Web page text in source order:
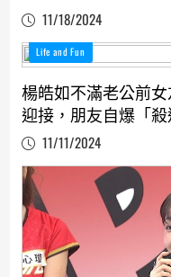
11/18/2024
Life and Fun
楊皓如不滿老公前
迎接，朋友自爆「
求救男友
11/11/2024